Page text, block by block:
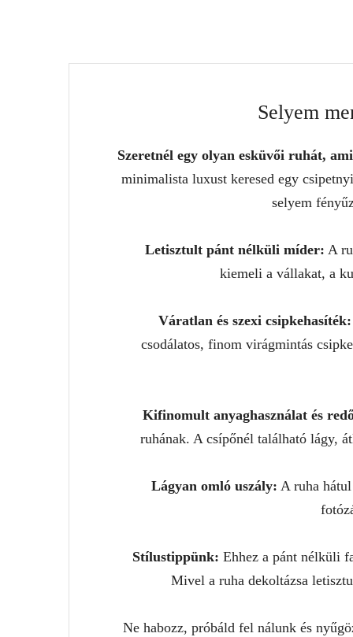
Selyem
Szeretnél egy olyan esküvői ruhát,
minimalista luxust keresed egy
selyem
Letisztult pánt nélküli míder: A
kiemeli a vállakat, a
Váratlan és szexi csipkehasíték:
csodálatos, finom virágmintás
Kifinomult anyaghasználat és
ruhának. A csípőnél található lágy,
Lágyan omló uszály: A ruha
Stílustippünk: Ehhez a pánt nélküli
Mivel a ruha dekoltázsa
Ne habozz, próbáld fel nálunk és